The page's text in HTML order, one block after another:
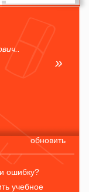
обновить
ошибку?
учебное